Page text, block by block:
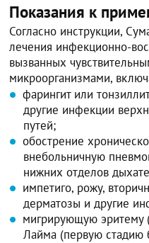
Показания к
Согласно инструкции,
лечения инфекционно-
вызванных
микроорганизмами,
фарингит или
другие инфекции
путей;
обострение
внебольничную
нижних отделов
импетиго, рожу,
дерматозы и другие
мигрирующую эритему
Лайма (первую стадию